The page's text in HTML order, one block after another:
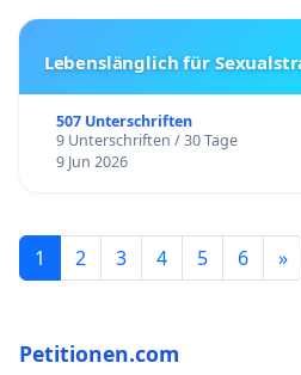
Lebenslänglich für
507 Unterschriften
9 Unterschriften / 30 Tage
9 Jun 2026
1 2 3 4 5 6 »
Petitionen.com